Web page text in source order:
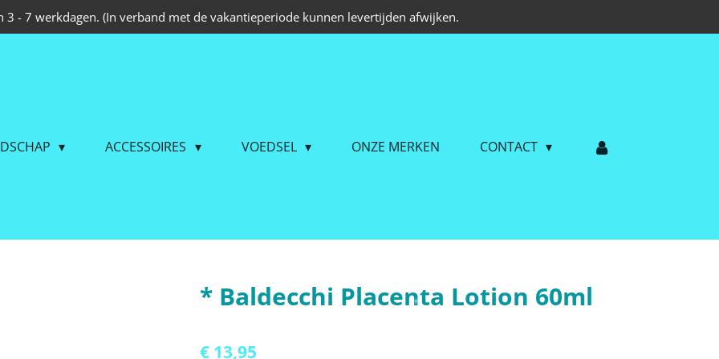
3 - 7 werkdagen. (In verband met de vakantieperiode kunnen levertijden afwijken.
ACCESSOIRES VOEDSEL ONZE MERKEN CONTACT
* Baldecchi Placenta Lotion 60ml
€ 13,95